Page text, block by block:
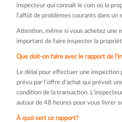
inspecteur qui connaît le coin où la
l’affût de problèmes courants dans un
Attention, même si vous achetez une
important de faire inspecter la
Que doit-on faire avec le rapport de
Le délai pour effectuer une
prévu par l’offre d’achat qui prévoit
condition de la transaction.
autour de 48 heures pour vous livrer
À quoi sert ce rapport?